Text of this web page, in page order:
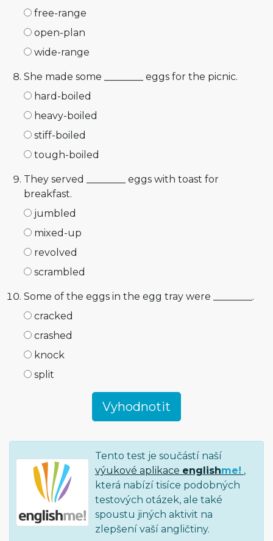
free-range
open-plan
wide-range
She made some ________ eggs for the picnic.
hard-boiled
heavy-boiled
stiff-boiled
tough-boiled
They served ________ eggs with toast for
breakfast.
jumbled
mixed-up
revolved
scrambled
Some of the eggs in the egg tray were ________.
cracked
crashed
knock
split
Tento test je součástí naší
výukové aplikace englishme! ,
která nabízí tisíce podobných
testových otázek, ale také
spoustu jiných aktivit na
zlepšení vaší angličtiny.